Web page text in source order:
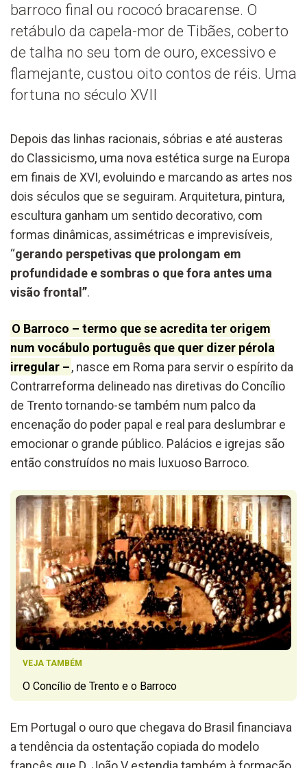
barroco final ou rococó bracarense. O
retábulo da capela-mor de Tibães, coberto
de talha no seu tom de ouro, excessivo e
flamejante, custou oito contos de réis. Uma
fortuna no século XVII
Depois das linhas racionais, sóbrias e até austeras
do Classicismo, uma nova estética surge na Europa
em finais de XVI, evoluindo e marcando as artes nos
dois séculos que se seguiram. Arquitetura, pintura,
escultura ganham um sentido decorativo, com
formas dinâmicas, assimétricas e imprevisíveis,
“gerando perspetivas que prolongam em
profundidade e sombras o que fora antes uma
visão frontal”.
O Barroco – termo que se acredita ter origem
num vocábulo português que quer dizer pérola
irregular –, nasce em Roma para servir o espírito da
Contrarreforma delineado nas diretivas do Concílio
de Trento tornando-se também num palco da
encenação do poder papal e real para deslumbrar e
emocionar o grande público. Palácios e igrejas são
então construídos no mais luxuoso Barroco.
VEJA TAMBÉM
O Concílio de Trento e o Barroco
Em Portugal o ouro que chegava do Brasil financiava
a tendência da ostentação copiada do modelo